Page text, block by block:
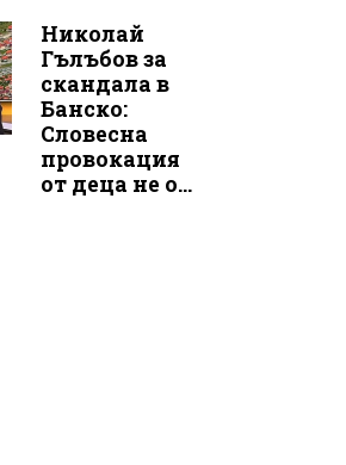
Николай
Гълъбов за
скандала в
Банско:
Словесна
провокация
от деца не о...